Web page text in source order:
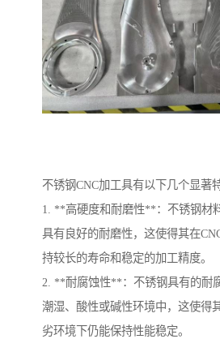
不锈钢CNC加工具有以下几个显著
1. **高硬度和耐磨性**：不锈钢材
具有良好的耐磨性，这使得其在
持较长的寿命和稳定的加工精度。
2. **耐腐蚀性**：不锈钢具有的耐
潮湿、酸性或碱性环境中，这使得
劣环境下仍能保持性能稳定。